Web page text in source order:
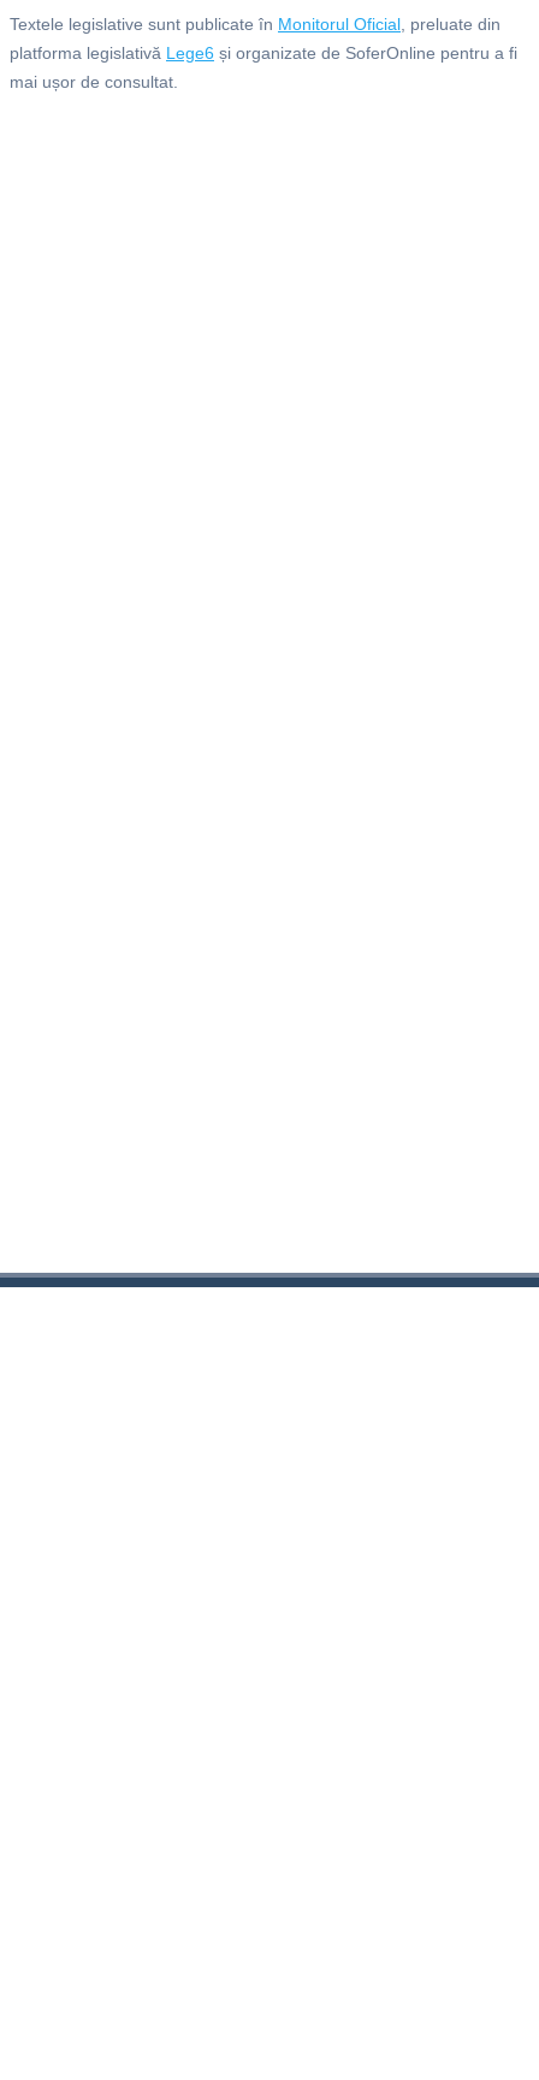
Textele legislative sunt publicate în Monitorul Oficial , preluate din
platforma legislativă Lege6 și organizate de SoferOnline pentru a fi
mai ușor de consultat.